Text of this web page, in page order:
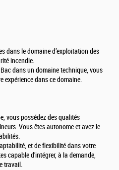
dans le domaine d’exploitation des
incendie.
dans un domaine technique, vous
expérience dans ce domaine.
vous possédez des qualités
Vous êtes autonome et avez le
et de flexibilité dans votre
capable d’intégrer, à la demande,
travail.